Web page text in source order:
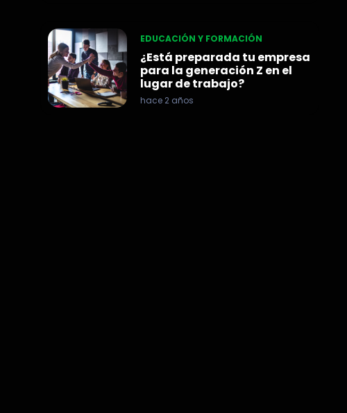
EDUCACIÓN Y FORMACIÓN
¿Está preparada tu empresa
para la generación Z en el
lugar de trabajo?
hace 2 años